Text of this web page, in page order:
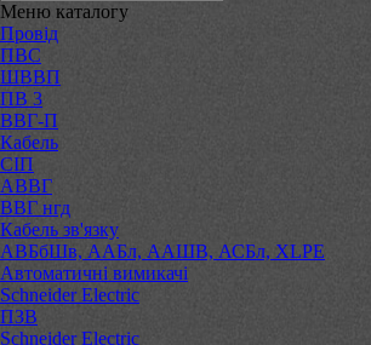
Меню каталогу
Провід
ПВС
ШВВП
ПВ 3
ВВГ-П
Кабель
СІП
АВВГ
ВВГ нгд
Кабель зв'язку
АВБбШв, ААБл, ААШВ, АСБл, XLPE
Автоматичні вимикачі
Schneider Electric
ПЗВ
Schneider Electric